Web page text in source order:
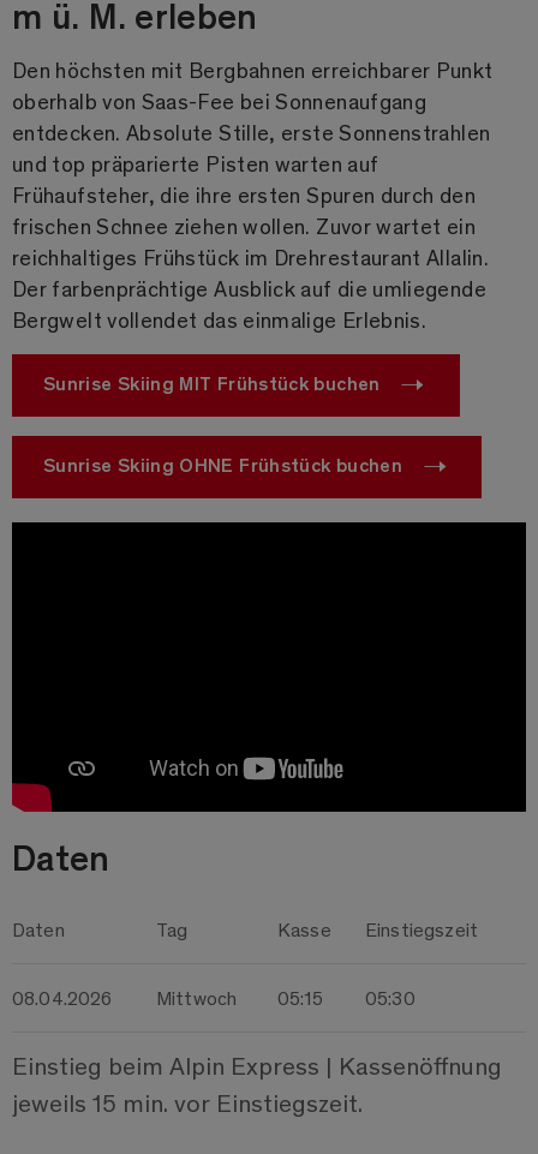
m ü. M. erleben
Den höchsten mit Bergbahnen erreichbarer Punkt
oberhalb von Saas-Fee bei Sonnenaufgang
entdecken. Absolute Stille, erste Sonnenstrahlen
und top präparierte Pisten warten auf
Frühaufsteher, die ihre ersten Spuren durch den
frischen Schnee ziehen wollen. Zuvor wartet ein
reichhaltiges Frühstück im Drehrestaurant Allalin.
Der farbenprächtige Ausblick auf die umliegende
Bergwelt vollendet das einmalige Erlebnis.
Sunrise Skiing MIT Frühstück buchen
Sunrise Skiing OHNE Frühstück buchen
Daten
Einstieg beim Alpin Express | Kassenöffnung
jeweils 15 min. vor Einstiegszeit.
Daten Tag Kasse Einstiegszeit
08.04.2026 Mittwoch 05:15 05:30